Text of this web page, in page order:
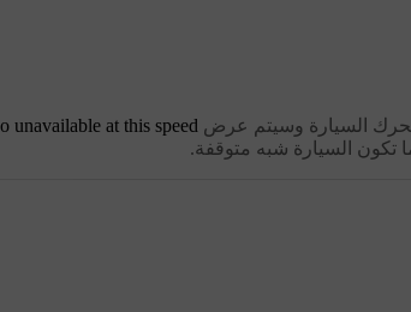
تحرك السيارة وسيتم عرض unavailable at this speed
السيارة شبه متوقفة.